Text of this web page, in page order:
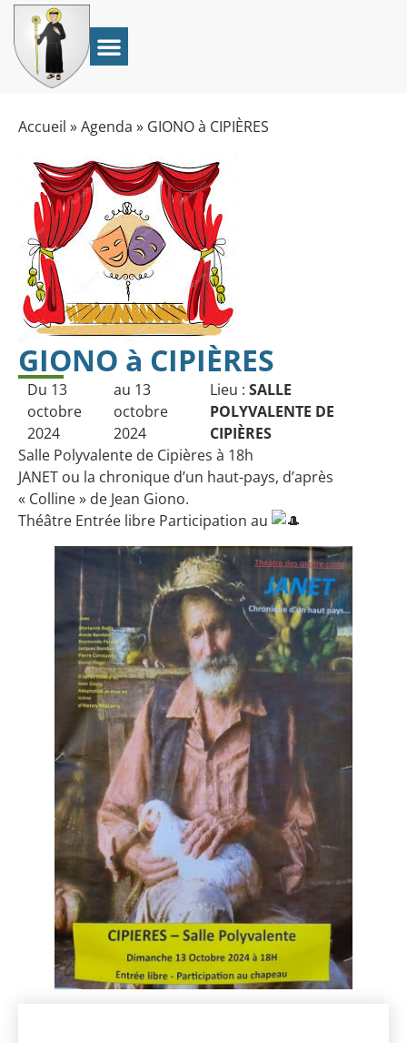
Accueil »Agenda » GIONO à CIPIÈRES
GIONO à CIPIÈRES
Du 13
octobre
2024
au 13
octobre
2024
Lieu : SALLE
POLYVALENTE DE
CIPIÈRES
Salle Polyvalente de Cipières à 18h
JANET ou la chronique d’un haut-pays, d’après
« Colline » de Jean Giono.
Théâtre Entrée libre Participation au